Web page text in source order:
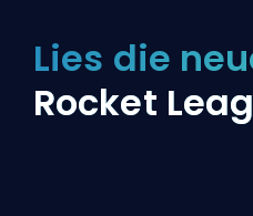
Lies die
Rocket